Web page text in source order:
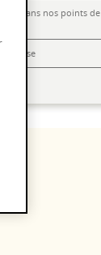
dans nos points de
casse